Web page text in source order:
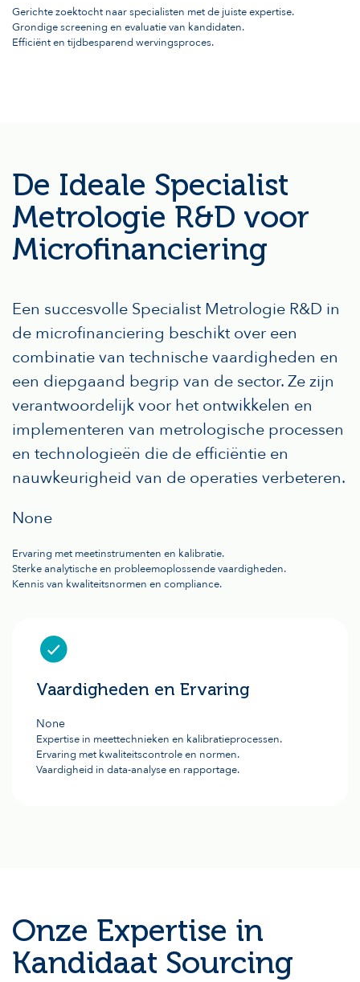
Gerichte zoektocht naar specialisten met de juiste expertise.
Grondige screening en evaluatie van kandidaten.
Efficiënt en tijdbesparend wervingsproces.
De Ideale Specialist
Metrologie R&D voor
Microfinanciering
Een succesvolle Specialist Metrologie R&D in
de microfinanciering beschikt over een
combinatie van technische vaardigheden en
een diepgaand begrip van de sector. Ze zijn
verantwoordelijk voor het ontwikkelen en
implementeren van metrologische processen
en technologieën die de efficiëntie en
nauwkeurigheid van de operaties verbeteren.
None
Ervaring met meetinstrumenten en kalibratie.
Sterke analytische en probleemoplossende vaardigheden.
Kennis van kwaliteitsnormen en compliance.
Vaardigheden en Ervaring
None
Expertise in meettechnieken en kalibratieprocessen.
Ervaring met kwaliteitscontrole en normen.
Vaardigheid in data-analyse en rapportage.
Onze Expertise in
Kandidaat Sourcing